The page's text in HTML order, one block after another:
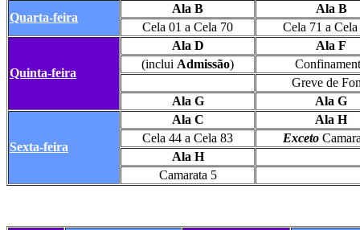
Quarta-feira
Ala B
Ala B
Cela 01 a Cela 70
Cela 71 a
Quinta-feira
Ala D
Ala F
(inclui Admissão)
Greve de
Ala G
Ala G
Sexta-feira
Ala C
Ala H
Cela 44 a Cela 83
Exceto
Ala H
Camarata 5